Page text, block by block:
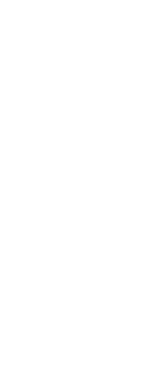
bránia maľovať a
tvorivého relaxu
či už ako úľavu od
nemusíš byť
techniky, si
ČO
Naučíš sa ako si
hravých techník – pre
kreatívny denník,
ako naštartovať
cvičení, či ako sa pri
pocity a